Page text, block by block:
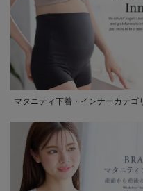
マタニティ下着・インナーカテゴ